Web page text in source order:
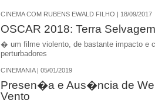
CINEMA COM RUBENS EWALD FILHO | 18/09/2017
OSCAR 2018: Terra
� um filme violento, de bastante impacto e
perturbadores
CINEMANIA | 05/01/2019
Presen�a e Aus�ncia de
Vento